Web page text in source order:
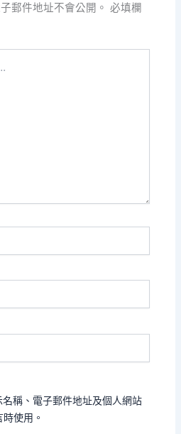
郵件地址不會公開。 必填欄
名稱、電子郵件地址及個人網站
使用。